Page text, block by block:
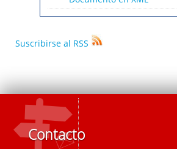
Suscribirse al RSS
Contacto